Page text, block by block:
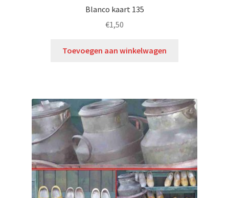
Blanco kaart 135
€1,50
Toevoegen aan winkelwagen